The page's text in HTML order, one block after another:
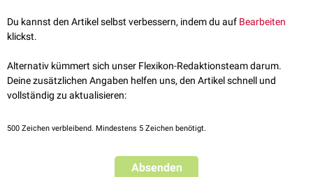
Unterstamm:
Mandibulata
Unterordnung:
Brachycera
Familie
Oestridae
Du kannst den Artikel selbst verbessern, indem du auf Bearbeiten
klickst.
Alternativ kümmert sich unser Flexikon-Redaktionsteam darum.
Deine zusätzlichen Angaben helfen uns, den Artikel schnell und
vollständig zu aktualisieren:
500 Zeichen verbleibend. Mindestens 5 Zeichen benötigt.
Absenden